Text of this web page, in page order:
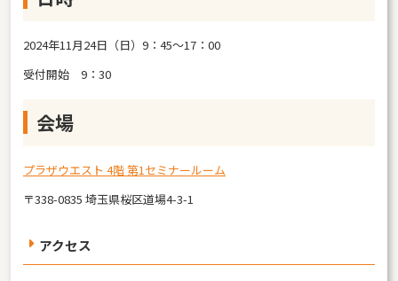
2024年11月24日（日）9：45～17：00
受付開始 9：30
会場
プラザウエスト 4階 第1セミナールーム
〒338-0835 埼玉県桜区道場4-3-1
アクセス